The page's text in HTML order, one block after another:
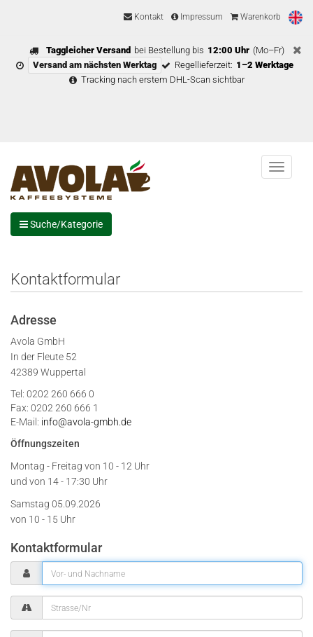
Kontakt Impressum Warenkorb
Taggleicher Versand bei Bestellung bis 12:00 Uhr (Mo–Fr)
Versand am nächsten Werktag
Regellieferzeit: 1–2 Werktage
Tracking nach erstem DHL-Scan sichtbar
Menu
Suche/Kategorie
Kontaktformular
Adresse
Avola GmbH
In der Fleute 52
42389 Wuppertal
Tel: 0202 260 666 0
Fax: 0202 260 666 1
E-Mail: info@avola-gmbh.de
Öffnungszeiten
Montag - Freitag von 10 - 12 Uhr
und von 14 - 17:30 Uhr
Samstag 05.09.2026
von 10 - 15 Uhr
Kontaktformular